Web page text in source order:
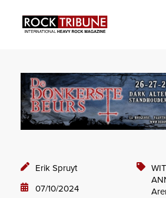
Erik Spruyt
07/10/2024